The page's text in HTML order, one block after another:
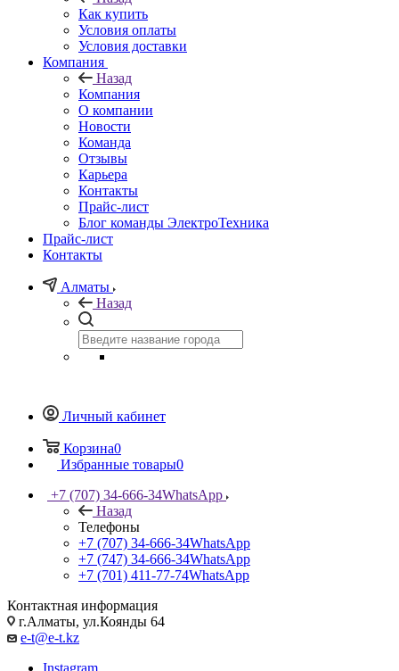
Как купить
Условия оплаты
Условия доставки
Компания
Назад
Компания
О компании
Новости
Команда
Отзывы
Карьера
Контакты
Прайс-лист
Блог команды ЭлектроТехника
Прайс-лист
Контакты
Алматы
Назад
Личный кабинет
Корзина0
Избранные товары0
+7 (707) 34-666-34WhatsApp
Назад
Телефоны
+7 (707) 34-666-34WhatsApp
+7 (747) 34-666-34WhatsApp
+7 (701) 411-77-74WhatsApp
Контактная информация
г.Алматы, ул.Коянды 64
e-t@e-t.kz
Instagram